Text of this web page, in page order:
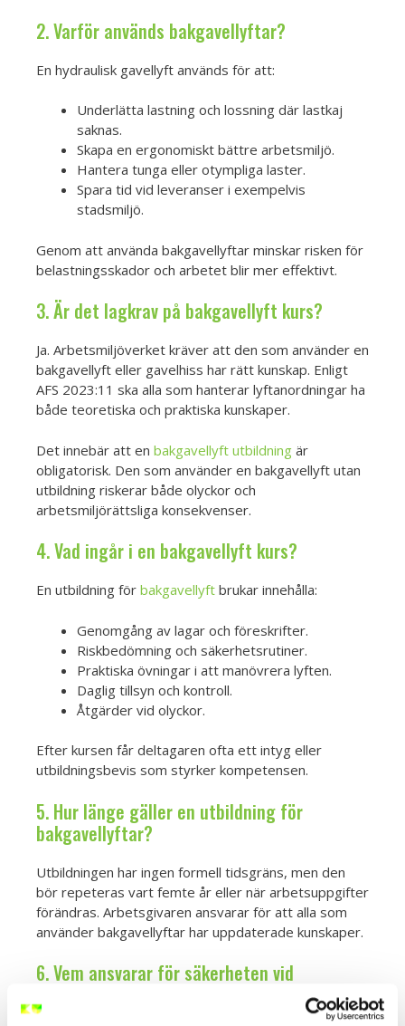
2. Varför används bakgavellyftar?
En hydraulisk gavellyft används för att:
Underlätta lastning och lossning där lastkaj
saknas.
Skapa en ergonomiskt bättre arbetsmiljö.
Hantera tunga eller otympliga laster.
Spara tid vid leveranser i exempelvis
stadsmiljö.
Genom att använda bakgavellyftar minskar risken för
belastningsskador och arbetet blir mer effektivt.
3. Är det lagkrav på bakgavellyft kurs?
Ja. Arbetsmiljöverket kräver att den som använder en
bakgavellyft eller gavelhiss har rätt kunskap. Enligt
AFS 2023:11 ska alla som hanterar lyftanordningar ha
både teoretiska och praktiska kunskaper.
Det innebär att en bakgavellyft utbildning är
obligatorisk. Den som använder en bakgavellyft utan
utbildning riskerar både olyckor och
arbetsmiljörättsliga konsekvenser.
4. Vad ingår i en bakgavellyft kurs?
En utbildning för bakgavellyft brukar innehålla:
Genomgång av lagar och föreskrifter.
Riskbedömning och säkerhetsrutiner.
Praktiska övningar i att manövrera lyften.
Daglig tillsyn och kontroll.
Åtgärder vid olyckor.
Efter kursen får deltagaren ofta ett intyg eller
utbildningsbevis som styrker kompetensen.
5. Hur länge gäller en utbildning för
bakgavellyftar?
Utbildningen har ingen formell tidsgräns, men den
bör repeteras vart femte år eller när arbetsuppgifter
förändras. Arbetsgivaren ansvarar för att alla som
använder bakgavellyftar har uppdaterade kunskaper.
6. Vem ansvarar för säkerheten vid